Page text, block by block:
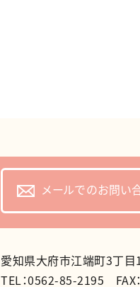
メールでのお問い
愛知県大府市江端町3丁
TEL：0562-85-2195